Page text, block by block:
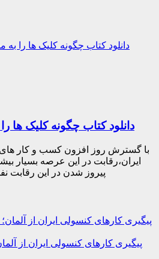
دانلود کتاب چگونه کلیک ها
با گسترش روز افزون کسب و کار های
ایران،رقابت در این عرصه بسیار
پیروز شدن در این رقابت
پیگیری کارهای کنسولی ایران از